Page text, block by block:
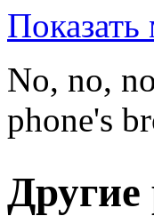
No, no,
phone's
Другие